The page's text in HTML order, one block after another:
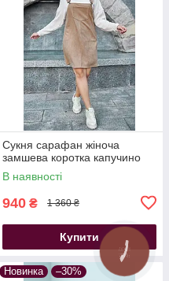
Сукня сарафан жіноча
замшева коротка капучино
В наявності
940 ₴ 1 360 ₴
Купити
Новинка –30%